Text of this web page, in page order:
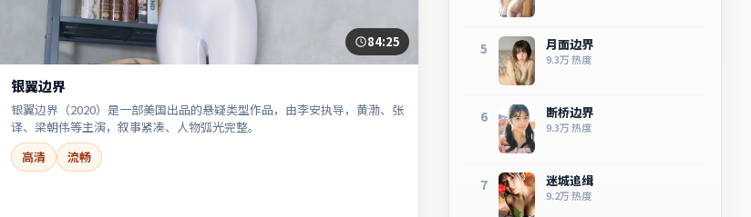
84:25
银翼边界
银翼边界（2020）是一部美国出品的悬疑类型作品，由李安执导，黄渤、张
译、梁朝伟等主演，叙事紧凑、人物弧光完整。
高清
流畅
5 月面边界
9.3万热度
6 断桥边界
9.3万热度
7 迷城追缉
9.2万热度